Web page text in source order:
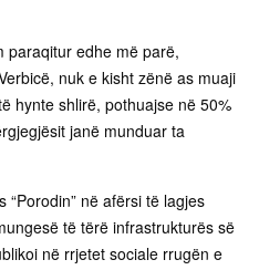
paraqitur edhe më parë,
nuk e kisht zënë as muaji
hynte shlirë, pothuajse në 50%
janë munduar ta
në afërsi të lagjes
të tërë infrastrukturës së
në rrjetet sociale rrugën e